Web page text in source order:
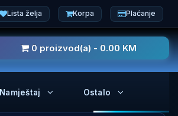
Lista želja Korpa Plaćanje
0 proizvod(a) - 0.00 KM
Namještaj Ostalo